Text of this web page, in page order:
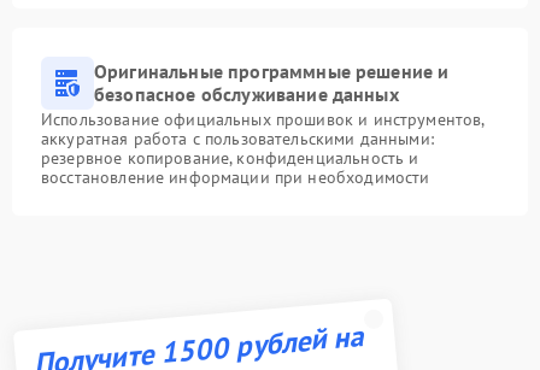
Оригинальные программные решение и
безопасное обслуживание данных
Использование официальных прошивок и инструментов,
аккуратная работа с пользовательскими данными:
резервное копирование, конфиденциальность и
восстановление информации при необходимости
Получите 1500 рублей на